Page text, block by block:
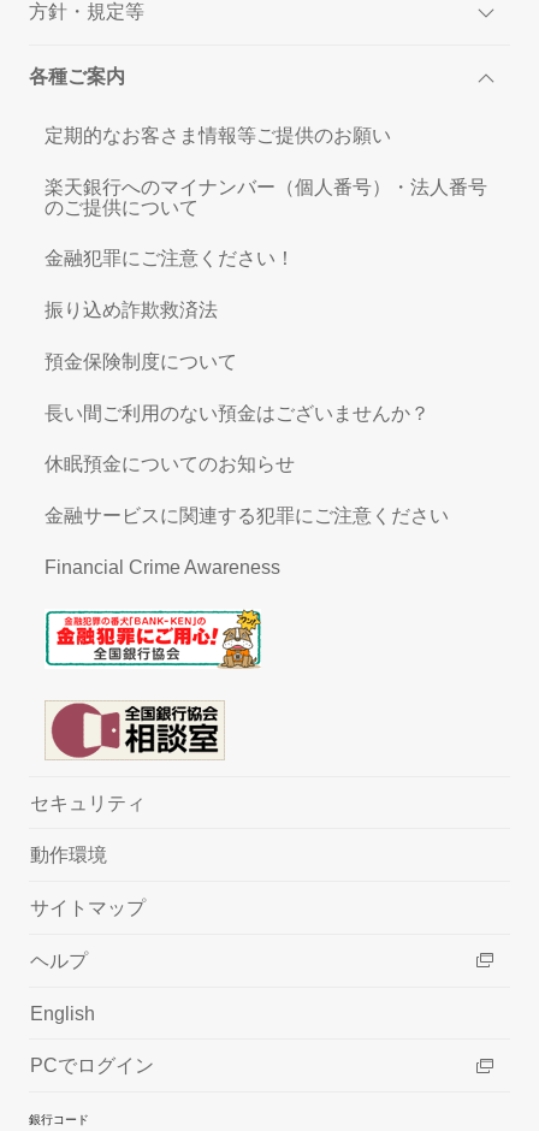
方針・規定等
各種ご案内
定期的なお客さま情報等ご提供のお願い
楽天銀行へのマイナンバー（個人番号）・法人番号
のご提供について
金融犯罪にご注意ください！
振り込め詐欺救済法
預金保険制度について
長い間ご利用のない預金はございませんか？
休眠預金についてのお知らせ
金融サービスに関連する犯罪にご注意ください
Financial Crime Awareness
セキュリティ
動作環境
サイトマップ
ヘルプ
English
PCでログイン
銀行コード